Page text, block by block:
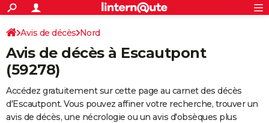
ACTUALITÉS
Politique
Société
Faits Divers
Education
Monde
Villes
+
SPORT
Coupe du monde 2026
Football
Tennis
Cyclisme
Rugby
Forum
FINANCE
Retraite
Impôts
Epargne
Immobilier
Risques naturels par ville
Banque
Assurance
Crédit
Avis de décès Nord
Avis de décès à Escautpont
(59278)
Accédez gratuitement sur cette page au carnet des décès
d'Escautpont. Vous pouvez affiner votre recherche, trouver un
avis de décès, une nécrologie ou un avis d'obsèques plus